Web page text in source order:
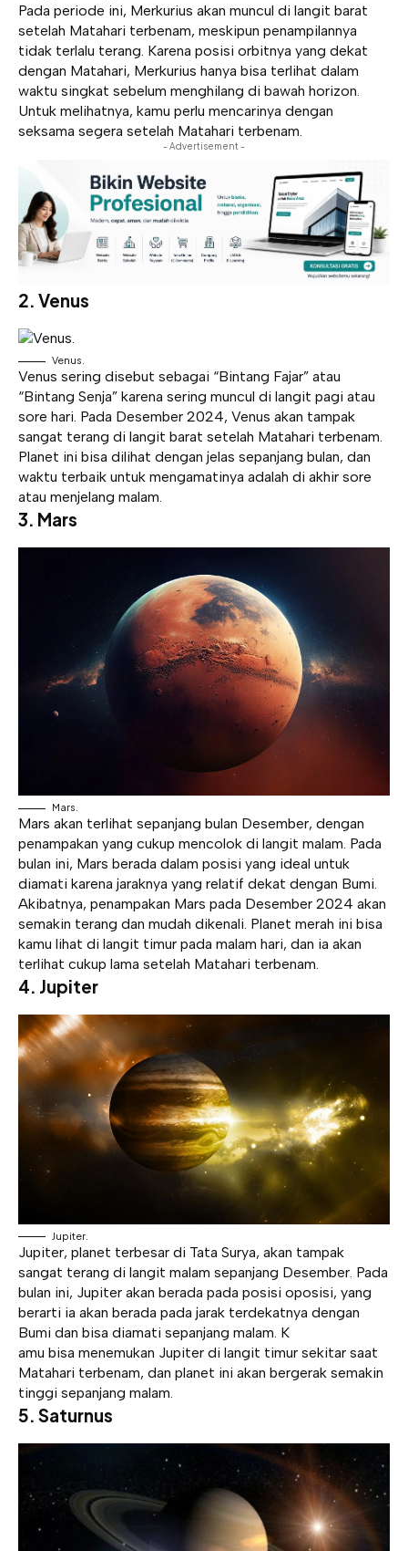
Pada periode ini, Merkurius akan muncul di langit barat
setelah Matahari terbenam, meskipun penampilannya
tidak terlalu terang. Karena posisi orbitnya yang dekat
dengan Matahari, Merkurius hanya bisa terlihat dalam
waktu singkat sebelum menghilang di bawah horizon.
Untuk melihatnya, kamu perlu mencarinya dengan
seksama segera setelah Matahari terbenam.
- Advertisement -
2. Venus
Venus.
Venus sering disebut sebagai “Bintang Fajar” atau
“Bintang Senja” karena sering muncul di langit pagi atau
sore hari. Pada Desember 2024, Venus akan tampak
sangat terang di langit barat setelah Matahari terbenam.
Planet ini bisa dilihat dengan jelas sepanjang bulan, dan
waktu terbaik untuk mengamatinya adalah di akhir sore
atau menjelang malam.
3. Mars
Mars.
Mars akan terlihat sepanjang bulan Desember, dengan
penampakan yang cukup mencolok di langit malam. Pada
bulan ini, Mars berada dalam posisi yang ideal untuk
diamati karena jaraknya yang relatif dekat dengan Bumi.
Akibatnya, penampakan Mars pada Desember 2024 akan
semakin terang dan mudah dikenali. Planet merah ini bisa
kamu lihat di langit timur pada malam hari, dan ia akan
terlihat cukup lama setelah Matahari terbenam.
4. Jupiter
Jupiter.
Jupiter, planet terbesar di Tata Surya, akan tampak
sangat terang di langit malam sepanjang Desember. Pada
bulan ini, Jupiter akan berada pada posisi oposisi, yang
berarti ia akan berada pada jarak terdekatnya dengan
Bumi dan bisa diamati sepanjang malam. K
amu bisa menemukan Jupiter di langit timur sekitar saat
Matahari terbenam, dan planet ini akan bergerak semakin
tinggi sepanjang malam.
5. Saturnus